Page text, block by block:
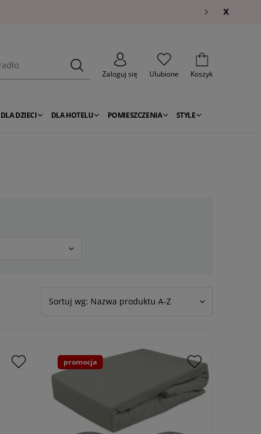
X
Zaloguj się
Ulubione Koszyk
DLA DZIECI DLA HOTELU POMIESZCZENIA STYLE
Sortuj wg: Nazwa produktu A-Z
promocja